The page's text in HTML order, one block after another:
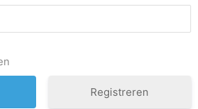
Registreren